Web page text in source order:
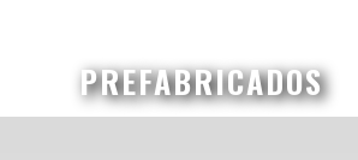
PREFABRICADOS